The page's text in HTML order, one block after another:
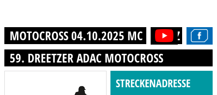
MOTOCROSS 04.10.2025 MC DREETZ E.V.
59. DREETZER ADAC MOTOCROSS
STRECKENADRESSE